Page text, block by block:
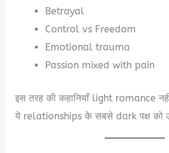
Betrayal
Control vs Freedom
Emotional trauma
Passion mixed with pain
इस तरह की कहानियाँ light romance नहीं
ये relationships के सबसे dark पक्ष को